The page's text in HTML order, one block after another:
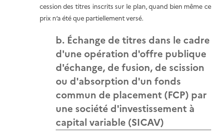
cession des titres inscrits sur le plan, quand bien même ce
prix n’a été que partiellement versé.
b. Échange de titres dans le cadre
d'une opération d'offre publique
d'échange, de fusion, de scission
ou d'absorption d'un fonds
commun de placement (FCP) par
une société d'investissement à
capital variable (SICAV)